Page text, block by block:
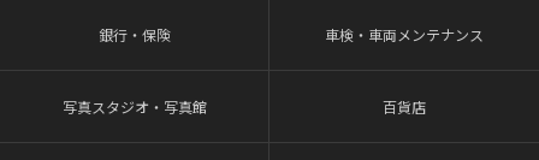
銀行・保険 車検・車両メンテナンス
写真スタジオ・写真館 百貨店